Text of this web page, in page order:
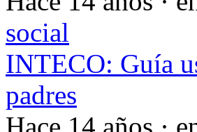
social
INTECO: Guía
padres
Hace 14 años ·